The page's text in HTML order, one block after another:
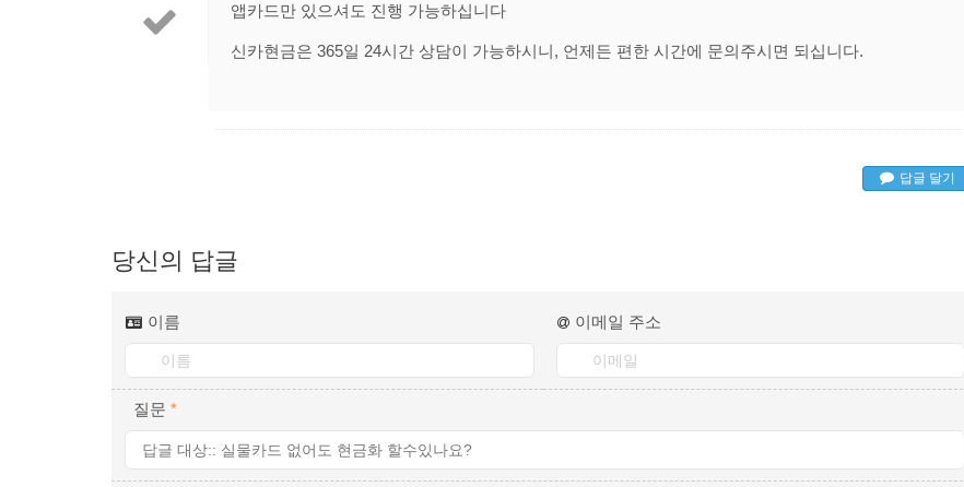
앱카드만 있으셔도 진행 가능하십니다
신카현금은 365일 24시간 상담이 가능하시니, 언제든 편한 시간에 문의주시면 되십니다.
답글 달기
당신의 답글
이름 이메일 주소
질문 *